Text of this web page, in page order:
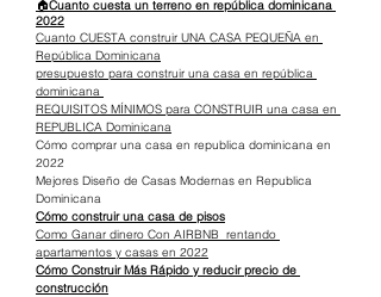
🏠Cuanto cuesta un terreno en república dominicana
2022
Cuanto CUESTA construir UNA CASA PEQUEÑA en
República Dominicana
presupuesto para construir una casa en república
dominicana
REQUISITOS MÍNIMOS para CONSTRUIR una casa en
REPUBLICA Dominicana
Cómo comprar una casa en republica dominicana en
2022
Mejores Diseño de Casas Modernas en Republica
Dominicana
Cómo construir una casa de pisos
Como Ganar dinero Con AIRBNB  rentando
apartamentos y casas en 2022
Cómo Construir Más Rápido y reducir precio de
construcción